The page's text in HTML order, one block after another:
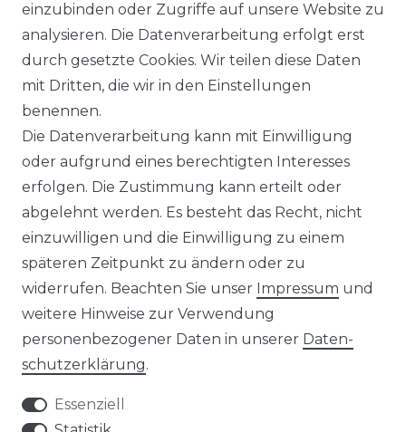
DATENSCHUTZERKLÄRUNG
INFORMATIONEN & SERVICE
BLOG
ZAHLUNG & VERSAND
AUFBAUANLEITUNGEN
TIPS & TRICKS
HINWEIS ZUR BATTERIEENTSORGUNG
VERPACKUNGSHINWEISE
einzubinden oder Zugriffe auf unsere Website zu
analysieren. Die Datenverarbeitung erfolgt erst
durch gesetzte Cookies. Wir teilen diese Daten
mit Dritten, die wir in den Einstellungen
benennen.
Die Datenverarbeitung kann mit Einwilligung
oder aufgrund eines berechtigten Interesses
erfolgen. Die Zustimmung kann erteilt oder
abgelehnt werden. Es besteht das Recht, nicht
einzuwilligen und die Einwilligung zu einem
späteren Zeitpunkt zu ändern oder zu
widerrufen. Beachten Sie unser Impressum und
weitere Hinweise zur Verwendung
personenbezogener Daten in unserer Daten­
schutz­erklärung.
Essenziell